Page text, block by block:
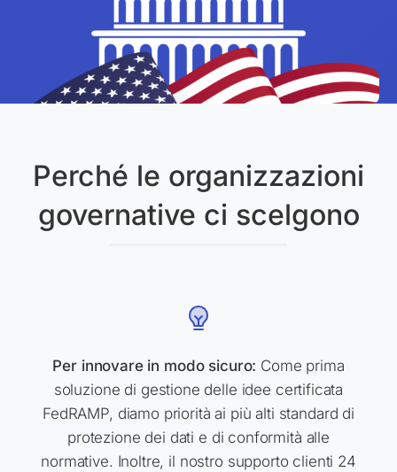
Perché le organizzazioni
governative ci scelgono
Per innovare in modo sicuro: Come prima
soluzione di gestione delle idee certificata
FedRAMP, diamo priorità ai più alti standard di
protezione dei dati e di conformità alle
normative. Inoltre, il nostro supporto clienti 24